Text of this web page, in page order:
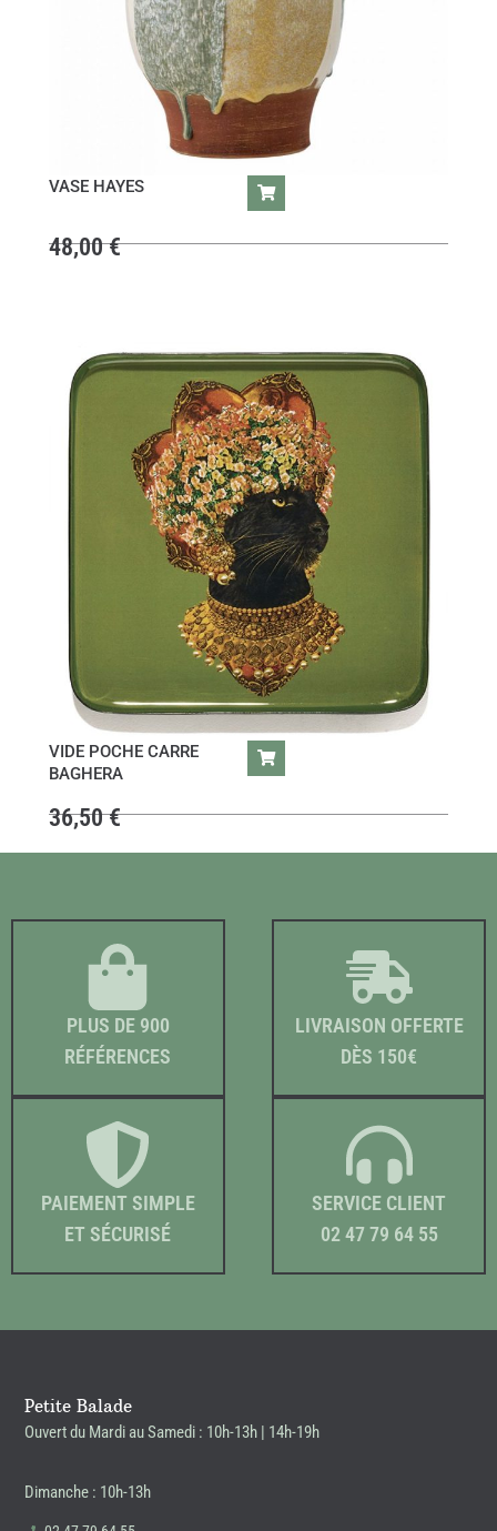
VASE HAYES
48,00€
VIDE POCHE CARRE
BAGHERA
36,50€
PLUS DE 900
RÉFÉRENCES
LIVRAISON OFFERTE
DÈS 150€
PAIEMENT SIMPLE
ET SÉCURISÉ
SERVICE CLIENT
02 47 79 64 55
Petite Balade
Ouvert du Mardi au Samedi : 10h-13h | 14h-19h
Dimanche : 10h-13h